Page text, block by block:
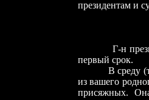
президентам и
Г-н
первый срок.
В среду
из вашего
присяжных.